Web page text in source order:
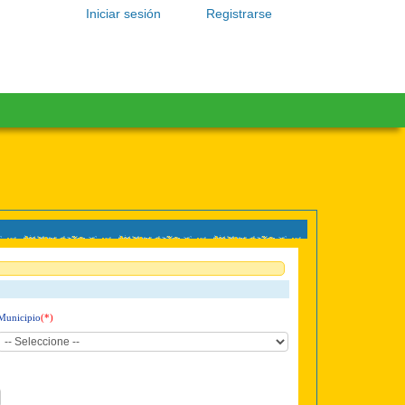
Registrarse
Iniciar sesión
(*)